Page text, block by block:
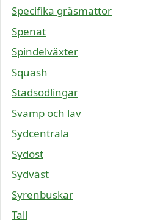
Specifika gräsmattor
Spenat
Spindelväxter
Squash
Stadsodlingar
Svamp och lav
Sydcentrala
Sydöst
Sydväst
Syrenbuskar
Tall